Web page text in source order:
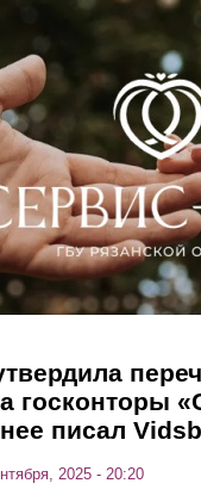
содержанию
госконторы
писал
2025 - 20:20